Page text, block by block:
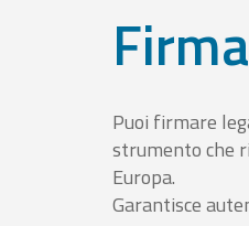
Puoi firmare
strumento che
Europa.
Garantisce